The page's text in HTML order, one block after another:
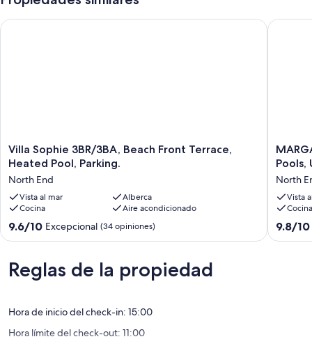
Villa
Sophie
Beach
Front
Terrace,
Heated
Pool,
North
End
Villa Sophie 3BR/3BA, Beach Front Terrace,
Heated Pool, Parking.
North End
Vista al mar
Alberca
Cocina
Aire acondicionado
9.6
Excepcional,
(34
9.6/10 Excepcional (34 opiniones)
Villa Sophie 3BR/3BA, Beach Front Terrace, Heated Pool,
with
Pools,
Upscale
Home!!
WOW!!
Pools,
North
Vista
Cocina
9.8
9.8/10
Reglas de la propiedad
Hora de inicio del check-in: 15:00
Hora límite del check-out: 11:00